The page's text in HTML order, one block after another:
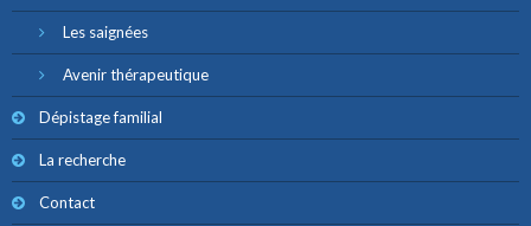
Les saignées
Avenir thérapeutique
Dépistage familial
La recherche
Contact